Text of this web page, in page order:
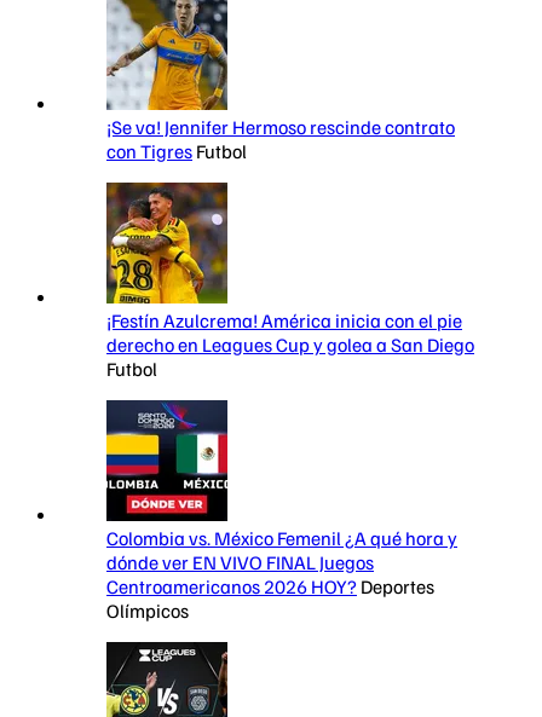
¡Se va! Jennifer Hermoso rescinde contrato
con Tigres Futbol
¡Festín Azulcrema! América inicia con el pie
derecho en Leagues Cup y golea a San Diego
Futbol
Colombia vs. México Femenil ¿A qué hora y
dónde ver EN VIVO FINAL Juegos
Centroamericanos 2026 HOY? Deportes
Olímpicos